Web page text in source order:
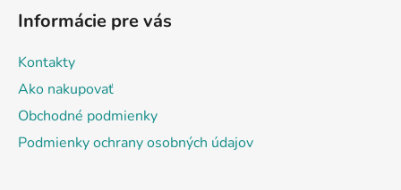
Informácie pre vás
Kontakty
Ako nakupovať
Obchodné podmienky
Podmienky ochrany osobných údajov